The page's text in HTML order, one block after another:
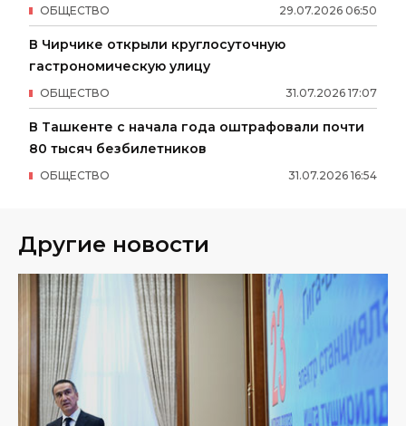
29.07.2026 06:50
ОБЩЕСТВО
В Чирчике открыли круглосуточную
гастрономическую улицу
31.07.2026 17:07
ОБЩЕСТВО
В Ташкенте с начала года оштрафовали почти
80 тысяч безбилетников
31.07.2026 16:54
ОБЩЕСТВО
Другие новости